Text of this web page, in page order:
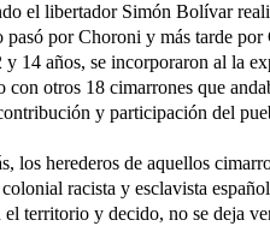
el libertador Simón Bolívar
pasó por Choroni y más tarde
y 14 años, se incorporaron al la
con otros 18 cimarrones que
y participación del
los herederos de aquellos
racista y esclavista
el territorio y decido, no se deja